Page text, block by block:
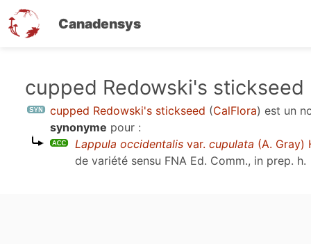
Canadensys
contenu
cupped Redowski's stickseed
cupped Redowski's stickseed (CalFlora) est un
synonyme pour :
Lappula occidentalis var. cupulata (A. Gray)
de variété sensu FNA Ed. Comm., in prep. h.